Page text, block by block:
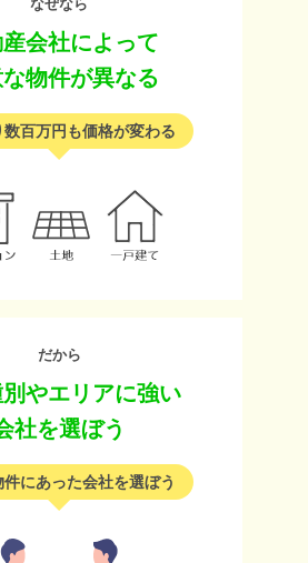
なぜなら
会社によって
物件が異なる
数百万円も価格が変わる
だから
やエリアに強い
社を選ぼう
件にあった会社を選ぼう